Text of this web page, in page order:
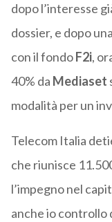
dopo l’interesse
dossier, e dopo
con il fondoF2i,
40% da Mediaset
modalità per un
Telecom Italia
che riunisce
l’impegno nel
anche io controllo